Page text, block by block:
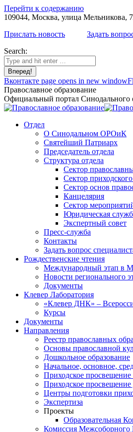
Перейти к содержанию
109044, Москва, улица Мельникова,
Прислать новость
Задать
Search:
Вконтакте page opens in new window
Православное образование
Официальный портал Синодального
Отдел
О Синодальном ОРОиК
Святейший Патриарх
Председатель отдела
Структура отдела
Сектор
Сектор
Сектор основ
Канцелярия
Сектор
Юридическая
Экспертный совет
Пресс-служба
Контакты
Задать вопрос
Рождественские чтения
Международный этап в
Новости регионального
Документы
Клевер Лаборатория
«Клевер ДНК» –
Курсы
Документы
Направления
Реестр православных
Основы православной
Дошкольное образование
Начальное, основное,
Приходское просвещение
Приходское просвещение
Центры подготовки
Экспертиза
Проекты
Образовательная
Комиссия Межсоборного